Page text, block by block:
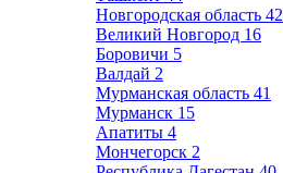
Новгородская область 42
Великий Новгород 16
Боровичи 5
Валдай 2
Мурманская область 41
Мурманск 15
Апатиты 4
Мончегорск 2